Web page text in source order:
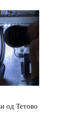
од Тетово